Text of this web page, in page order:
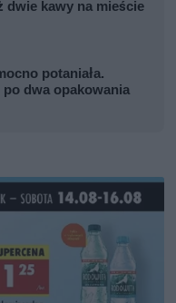
dwie kawy na mieście
potaniała.
dwa opakowania